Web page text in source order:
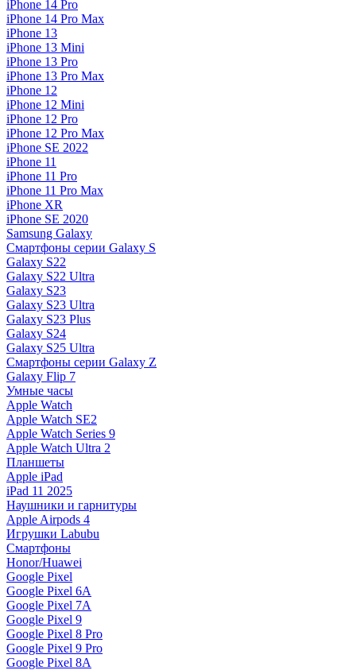
iPhone 14 Pro
iPhone 14 Pro Max
iPhone 13
iPhone 13 Mini
iPhone 13 Pro
iPhone 13 Pro Max
iPhone 12
iPhone 12 Mini
iPhone 12 Pro
iPhone 12 Pro Max
iPhone SE 2022
iPhone 11
iPhone 11 Pro
iPhone 11 Pro Max
iPhone XR
iPhone SE 2020
Samsung Galaxy
Смартфоны серии Galaxy S
Galaxy S22
Galaxy S22 Ultra
Galaxy S23
Galaxy S23 Ultra
Galaxy S23 Plus
Galaxy S24
Galaxy S25 Ultra
Смартфоны серии Galaxy Z
Galaxy Flip 7
Умные часы
Apple Watch
Apple Watch SE2
Apple Watch Series 9
Apple Watch Ultra 2
Планшеты
Apple iPad
iPad 11 2025
Наушники и гарнитуры
Apple Airpods 4
Игрушки Labubu
Смартфоны
Honor/Huawei
Google Pixel
Google Pixel 6A
Google Pixel 7А
Google Pixel 9
Google Pixel 8 Pro
Google Pixel 9 Pro
Google Pixel 8A